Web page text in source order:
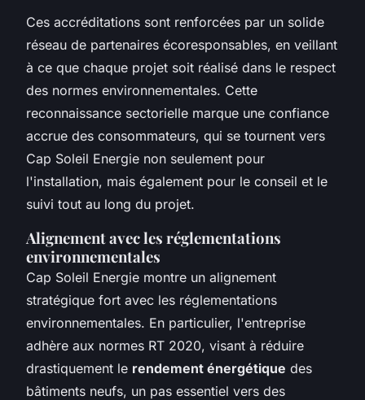
Ces accréditations sont renforcées par un solide
réseau de partenaires écoresponsables, en veillant
à ce que chaque projet soit réalisé dans le respect
des normes environnementales. Cette
reconnaissance sectorielle marque une confiance
accrue des consommateurs, qui se tournent vers
Cap Soleil Energie non seulement pour
l'installation, mais également pour le conseil et le
suivi tout au long du projet.
Alignement avec les réglementations
environnementales
Cap Soleil Energie montre un alignement
stratégique fort avec les réglementations
environnementales. En particulier, l'entreprise
adhère aux normes RT 2020, visant à réduire
drastiquement le rendement énergétique des
bâtiments neufs, un pas essentiel vers des